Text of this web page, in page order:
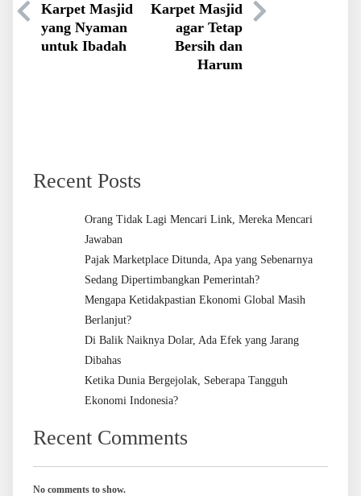
Karpet Masjid
yang Nyaman
untuk Ibadah
Karpet Masjid
agar Tetap
Bersih dan
Harum
Recent Posts
Orang Tidak Lagi Mencari Link, Mereka Mencari
Jawaban
Pajak Marketplace Ditunda, Apa yang Sebenarnya
Sedang Dipertimbangkan Pemerintah?
Mengapa Ketidakpastian Ekonomi Global Masih
Berlanjut?
Di Balik Naiknya Dolar, Ada Efek yang Jarang
Dibahas
Ketika Dunia Bergejolak, Seberapa Tangguh
Ekonomi Indonesia?
Recent Comments
No comments to show.